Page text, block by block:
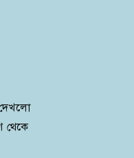
থেকে